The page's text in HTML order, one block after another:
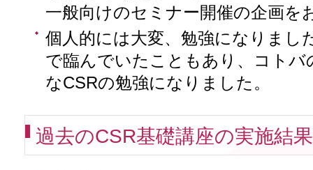
一般向けのセミナー開催の企画を
個人的には大変、勉強になりまし
で臨んでいたこともあり、コトバ
なCSRの勉強になりました。
過去のCSR基礎講座の実施結果